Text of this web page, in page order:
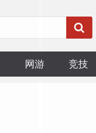
网游 竞技